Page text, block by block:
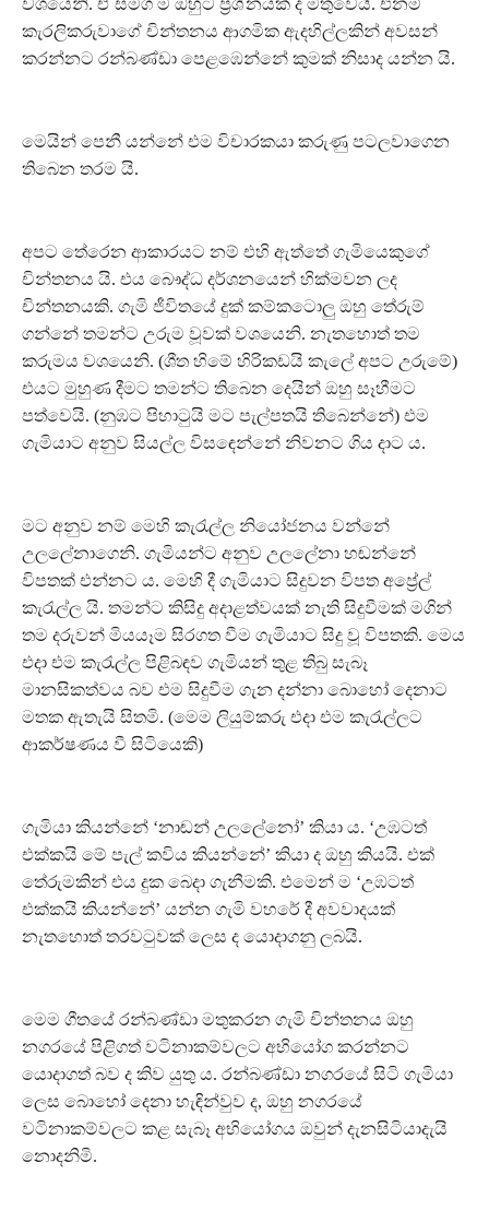
කැරලිකරුවාගේ චින්තනය ආගමික ඇදහිල්ලකින් අවසන්
කරන්නට රන්බණ්ඩා පෙළඹෙන්නේ කුමක් නිසාද යන්න යි.
මෙයින් පෙනී යන්නේ එම විචාරකයා කරුණු පටලවාගෙන
තිබෙන තරම යි.
අපට තේරෙන ආකාරයට නම් එහි ඇත්තේ ගැමියෙකුගේ
චින්තනය යි. එය බෞද්ධ දර්ශනයෙන් හික්මවන ලද
චින්තනයකි. ගැමි ජීවිතයේ දුක් කම්කටොලු ඔහු තේරුම්
ගන්නේ තමන්ට උරුම වූවක් වශයෙනි. නැතහොත් තම
කරුමය වශයෙනි. (ශීත හිමේ හිරිකඩයි කැලේ අපට උරුමේ)
එයට මුහුණ දීමට තමන්ට තිබෙන දෙයින් ඔහු සෑහීමට
පත්වෙයි. (නුඹට පිහාටුයි මට පැල්පතයි තිබෙන්නේ) එම
ගැමියාට අනුව සියල්ල විසඳෙන්නේ නිවනට ගිය දාට ය.
මට අනුව නම් මෙහි කැරැල්ල නියෝජනය වන්නේ
උලලේනාගෙනි. ගැමියන්ට අනුව උලලේනා හඬන්නේ
විපතක් එන්නට ය. මෙහි දී ගැමියාට සිදුවන විපත අප්‍රේල්
කැරැල්ල යි. තමන්ට කිසිදු අදාළත්වයක් නැති සිදුවීමක් මගින්
තම දරුවන් මියයෑම සිරගත වීම ගැමියාට සිදු වූ විපතකි. මෙය
එදා එම කැරැල්ල පිළිබඳව ගැමියන් තුළ තිබු සැබෑ
මානසිකත්වය බව එම සිදුවීම ගැන දන්නා බොහෝ දෙනාට
මතක ඇතැයි සිතමි. (මෙම ලියුම්කරු එදා එම කැරැල්ලට
ආකර්ෂණය වී සිටියෙකි)
ගැමියා කියන්නේ ‘නාඬන් උලලේනෝ’ කියා ය. ‘උඹටත්
එක්කයි මේ පැල් කවිය කියන්නේ’ කියා ද ඔහු කියයි. එක්
තේරුමකින් එය දුක බෙදා ගැනීමකි. එමෙන් ම ‘උඹටත්
එක්කයි කියන්නේ’ යන්න ගැමි වහරේ දී අවවාදයක්
නැතහොත් තරවටුවක් ලෙස ද යොදාගනු ලබයි.
මෙම ගීතයේ රන්බණ්ඩා මතුකරන ගැමි චින්තනය ඔහු
නගරයේ පිළිගත් වටිනාකම්වලට අභියෝග කරන්නට
යොදාගත් බව ද කිව යුතු ය. රන්බණ්ඩා නගරයේ සිටි ගැමියා
ලෙස බොහෝ දෙනා හැඳින්වුව ද, ඔහු නගරයේ
වටිනාකම්වලට කළ සැබෑ අභියෝගය ඔවුන් දැනසිටියාදැයි
නොදනිමි.